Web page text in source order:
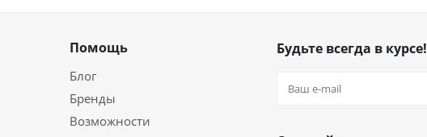
Помощь
Блог
Бренды
Возможности
Будьте всегда в курсе!